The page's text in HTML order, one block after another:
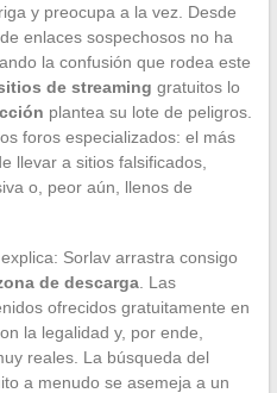
y preocupa a la vez. Desde
enlaces sospechosos no ha
la confusión que rodea este
de streaming gratuitos lo
plantea su lote de peligros.
foros especializados: el más
llevar a sitios falsificados,
o, peor aún, llenos de
Sorlav arrastra consigo
de descarga. Las
ofrecidos gratuitamente en
la legalidad y, por ende,
reales. La búsqueda del
a menudo se asemeja a un